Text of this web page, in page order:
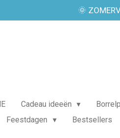
🌞
Cadeau ideeën
Feestdagen
Bestsellers